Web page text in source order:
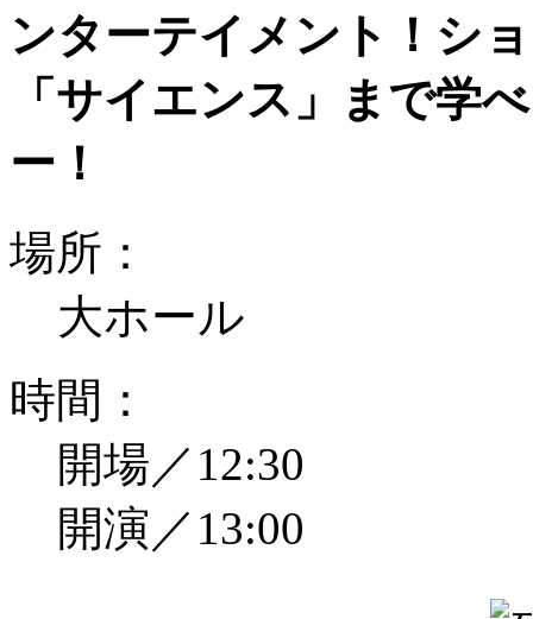
ンターテイメント！シ
「サイエンス」まで学
ー！
場所：
大ホール
時間：
開場／12:30
開演／13:00